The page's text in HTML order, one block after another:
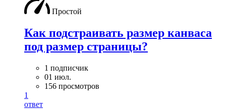
Простой
Как подстраивать размер канваса
под размер страницы?
1 подписчик
01 июл.
156 просмотров
1
ответ